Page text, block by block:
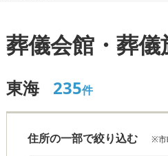
葬儀会館・葬
東海 235件
住所の一部で絞り込む ※市